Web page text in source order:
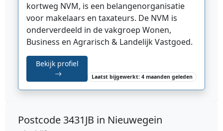
kortweg NVM, is een belangenorganisatie
voor makelaars en taxateurs. De NVM is
onderverdeeld in de vakgroep Wonen,
Business en Agrarisch & Landelijk Vastgoed.
Bekijk profiel
Laatst bijgewerkt: 4 maanden geleden
Postcode 3431JB in Nieuwegein